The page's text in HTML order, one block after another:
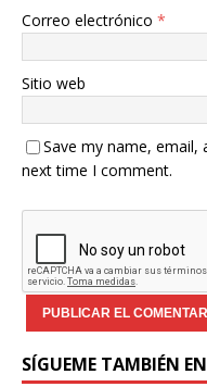
Correo electrónico *
Sitio web
Save my name,
next time I comment.
SÍGUEME TAMBIÉN